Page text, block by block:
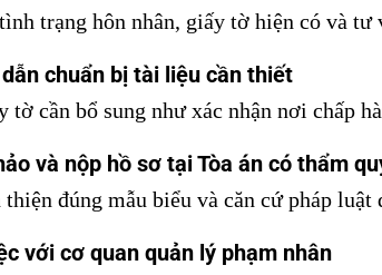
trạng hôn nhân, giấy tờ hiện có và tư
chuẩn bị tài liệu cần thiết
tờ cần bổ sung như xác nhận nơi chấp
và nộp hồ sơ tại Tòa án có thẩm
đúng mẫu biểu và căn cứ pháp
với cơ quan quản lý phạm nhân